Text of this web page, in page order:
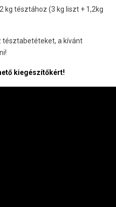
kg tésztához (3 kg liszt + 1,2kg
a kívánt
kiegészítőkért!